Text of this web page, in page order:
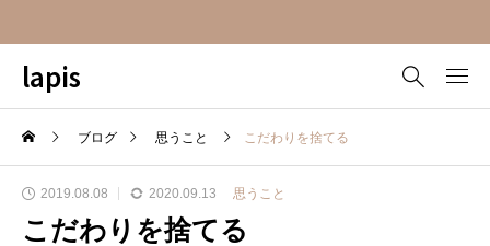
lapis
ブログ 思うこと こだわりを捨てる
2019.08.08 2020.09.13 思うこと
こだわりを捨てる